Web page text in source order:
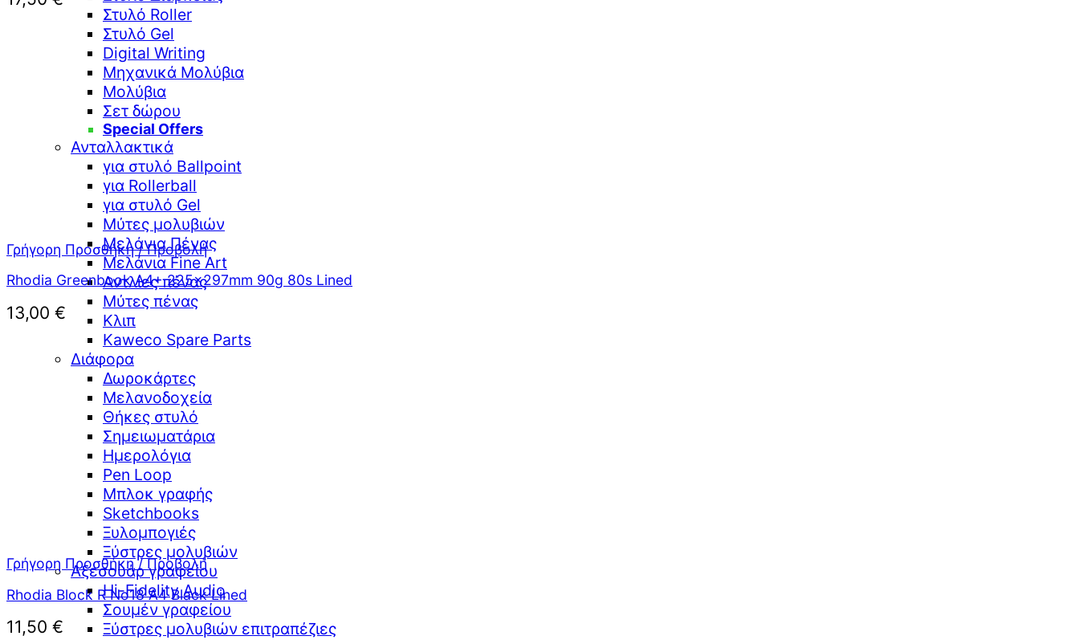
Στυλό Roller
Στυλό Gel
Digital Writing
Μηχανικά Μολύβια
Μολύβια
Σετ δώρου
Special Offers
Ανταλλακτικά
για στυλό Ballpoint
για Rollerball
για στυλό Gel
Μύτες μολυβιών
Μελάνια Πένας
Μελάνια Fine Art
Αντλίες πένας
Μύτες πένας
Κλιπ
Kaweco Spare Parts
Διάφορα
Δωροκάρτες
Μελανοδοχεία
Θήκες στυλό
Σημειωματάρια
Ημερολόγια
Pen Loop
Μπλοκ γραφής
Sketchbooks
Ξυλομπογιές
Ξύστρες μολυβιών
Αξεσουάρ γραφείου
Hi-Fidelity Audio
Σουμέν γραφείου
Ξύστρες μολυβιών επιτραπέζιες
Γρήγορη Προσθήκη / Προβολή
Rhodia Greenbook A4+ 225x297mm 90g 80s Lined
13,00 €
Γρήγορη Προσθήκη / Προβολή
Rhodia Block R No18 A4 Black Lined
11,50 €